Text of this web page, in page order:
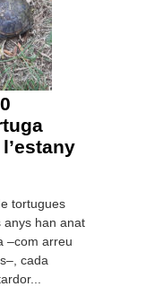
tortugues
anys han anat
–com arreu
cada